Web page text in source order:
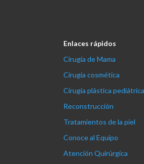
Enlaces rápidos
Cirugía de Mama
Cirugía cosmética
Cirugía plástica pediátrica
Reconstrucción
Tratamientos de la piel
Conoce al Equipo
Atención Quirúrgica